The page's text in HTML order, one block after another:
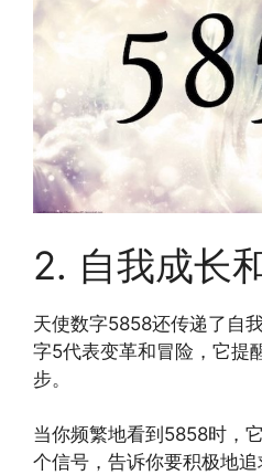
2. 自我成长
天使数字5858还传递了自
字5代表变革和冒险，它提
步。
当你频繁地看到5858时，
个信号，告诉你要积极地